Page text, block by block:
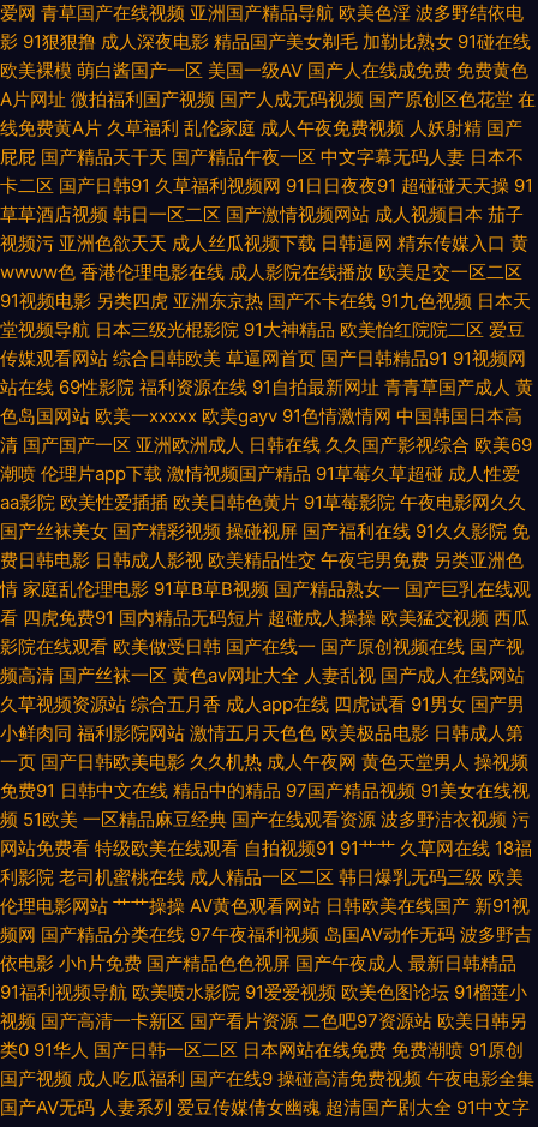
另类激情综合 欧洲操逼艺术 色色人妻超碰 亚洲手机天堂 91n香蕉社 AV音影
先锋 传媒91伦理视频 国产91网站在线 久久草在线 欧美色图另类图片 天天日
天天干少妇 影音先锋男潮吹 91资源视频在线 超碰天天插 国产一起色 久久草
资源网 欧美大香蕉三免费 日韩高清无码破解 午夜久久影院 自慰视频在线观
看 97色插 成人97 福利社区爱爱 黑丝操av 久草手机在线 蜜桃社一区二区 日
本电影午夜福利 手机亚洲色在线 亚洲色图动漫 最新无毒AV网 97社视频探花
91偷拍探花网站 精东A级 免费的av网站 殴美系列一区 五月天色婷姐 91夫妻
小视频 99热这里有精品 丁香五月手机综合 精品国产一二三 欧美成人第二页
日本不卡视屏 熟妇视频91 一区一区精华液 超碰91干干 午夜看片 91探花在线
吃瓜 肏屄麻豆 黄色网子 欧美a四级片 日韩一a 亚洲色色影院 91久久豆花 AV
综合伦理 国产ts系列 九一美女视频 欧美激情18 日本色图欧美色图 亚洲福利
喷水 91视频免费网址 亚洲日本视频 国产另类TS高潮 蜜臀性爱 色色五月天
网站 在线电影av 91在线视频国 国产视频观看网站 麻豆www 熟妇国产免费
一区 亚洲成人自拍网 97在线免费视频 国产写真在线视频 蜜臀91视频 午夜激
情黄色 51偷拍视频 99热国品 国产AV自拍网 蜜桃视频在现观看 日韩福利网
站 亚洲艹视频 91免费大片 成人另类天堂 韩日欧美三区 男人的天堂红桃 日韩
伦理在线观看 影音先锋丝袜丝足 欧美亚洲综合TV 91熟女视频 国产超碰 久
久肏屄 日本色视频 亚洲色图自拍 91在线导航 超碰免费97 含羞草影院福利院
欧美私人激情 婷婷五月天AV 51福利社在线 97色色1 东方AV影库 九一传媒在
爱网 青草国产在线视频 亚洲国产精品导航 欧美色淫 波多野结依电
影 91狠狠撸 成人深夜电影 精品国产美女剃毛 加勒比熟女 91碰在线
欧美裸模 萌白酱国产一区 美国一级AV 国产人在线成免费 免费黄色
A片网址 微拍福利国产视频 国产人成无码视频 国产原创区色花堂 在
线免费黄A片 久草福利 乱伦家庭 成人午夜免费视频 人妖射精 国产
屁屁 国产精品天干天 国产精品午夜一区 中文字幕无码人妻 日本不
卡二区 国产日韩91 久草福利视频网 91日日夜夜91 超碰碰天天操 91
草草酒店视频 韩日一区二区 国产激情视频网站 成人视频日本 茄子
视频污 亚洲色欲天天 成人丝瓜视频下载 日韩逼网 精东传媒入口 黄
wwww色 香港伦理电影在线 成人影院在线播放 欧美足交一区二区
91视频电影 另类四虎 亚洲东京热 国产不卡在线 91九色视频 日本天
堂视频导航 日本三级光棍影院 91大神精品 欧美怡红院院二区 爱豆
传媒观看网站 综合日韩欧美 草逼网首页 国产日韩精品91 91视频网
站在线 69性影院 福利资源在线 91自拍最新网址 青青草国产成人 黄
色岛国网站 欧美一xxxxx 欧美gayv 91色情激情网 中国韩国日本高
清 国产国产一区 亚洲欧洲成人 日韩在线 久久国产影视综合 欧美69
潮喷 伦理片app下载 激情视频国产精品 91草莓久草超碰 成人性爱
aa影院 欧美性爱插插 欧美日韩色黄片 91草莓影院 午夜电影网久久
国产丝袜美女 国产精彩视频 操碰视屏 国产福利在线 91久久影院 免
费日韩电影 日韩成人影视 欧美精品性交 午夜宅男免费 另类亚洲色
情 家庭乱伦理电影 91草B草B视频 国产精品熟女一 国产巨乳在线观
看 四虎免费91 国内精品无码短片 超碰成人操操 欧美猛交视频 西瓜
影院在线观看 欧美做受日韩 国产在线一 国产原创视频在线 国产视
频高清 国产丝袜一区 黄色av网址大全 人妻乱视 国产成人在线网站
久草视频资源站 综合五月香 成人app在线 四虎试看 91男女 国产男
小鲜肉同 福利影院网站 激情五月天色色 欧美极品电影 日韩成人第
一页 国产日韩欧美电影 久久机热 成人午夜网 黄色天堂男人 操视频
免费91 日韩中文在线 精品中的精品 97国产精品视频 91美女在线视
频 51欧美 一区精品麻豆经典 国产在线观看资源 波多野洁衣视频 污
网站免费看 特级欧美在线观看 自拍视频91 91艹艹 久草网在线 18福
利影院 老司机蜜桃在线 成人精品一区二区 韩日爆乳无码三级 欧美
伦理电影网站 艹艹操操 AV黄色观看网站 日韩欧美在线国产 新91视
频网 国产精品分类在线 97午夜福利视频 岛国AV动作无码 波多野吉
依电影 小h片免费 国产精品色色视屏 国产午夜成人 最新日韩精品
91福利视频导航 欧美喷水影院 91爱爱视频 欧美色图论坛 91榴莲小
视频 国产高清一卡新区 国产看片资源 二色吧97资源站 欧美日韩另
类0 91华人 国产日韩一区二区 日本网站在线免费 免费潮喷 91原创
国产视频 成人吃瓜福利 国产在线9 操碰高清免费视频 午夜电影全集
国产AV无码 人妻系列 爱豆传媒倩女幽魂 超清国产剧大全 91中文字